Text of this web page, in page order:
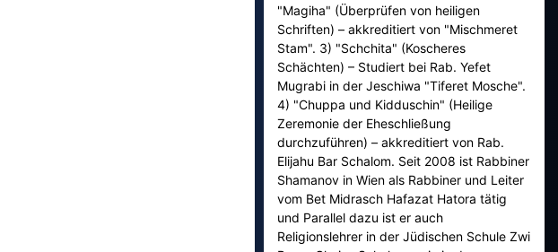
"Magiha" (Überprüfen von heiligen
Schriften) – akkreditiert von "Mischmeret
Stam". 3) "Schchita" (Koscheres
Schächten) – Studiert bei Rab. Yefet
Mugrabi in der Jeschiwa "Tiferet Mosche".
4) "Chuppa und Kidduschin" (Heilige
Zeremonie der Eheschließung
durchzuführen) – akkreditiert von Rab.
Elijahu Bar Schalom. Seit 2008 ist Rabbiner
Shamanov in Wien als Rabbiner und Leiter
vom Bet Midrasch Hafazat Hatora tätig
und Parallel dazu ist er auch
Religionslehrer in der Jüdischen Schule Zwi